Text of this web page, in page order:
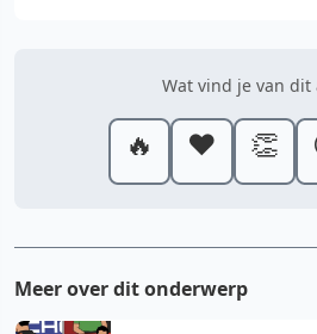
Wat vind je van dit
🔥 ❤️ 👏
Meer over dit onderwerp